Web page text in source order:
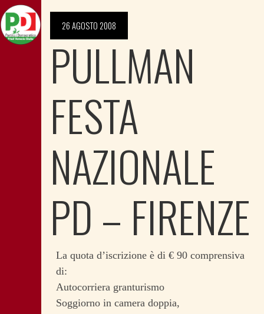
26 AGOSTO 2008
PULLMAN
FESTA
NAZIONALE
PD – FIRENZE
La quota d’iscrizione è di € 90 comprensiva
di:
Autocorriera granturismo
Soggiorno in camera doppia,